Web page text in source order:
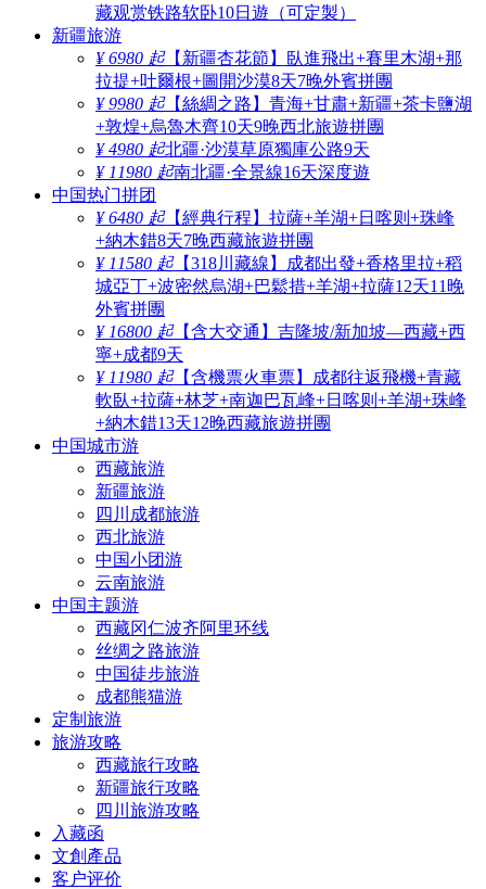
藏观赏铁路软卧10日遊（可定製）
新疆旅游
¥ 6980 起【新疆杏花節】臥進飛出+賽里木湖+那
拉提+吐爾根+圖開沙漠8天7晚外賓拼團
¥ 9980 起【絲綢之路】青海+甘肅+新疆+茶卡鹽湖
+敦煌+烏魯木齊10天9晚西北旅遊拼團
¥ 4980 起北疆·沙漠草原獨庫公路9天
¥ 11980 起南北疆·全景線16天深度遊
中国热门拼团
¥ 6480 起【經典行程】拉薩+羊湖+日喀则+珠峰
+納木錯8天7晚西藏旅遊拼團
¥ 11580 起【318川藏線】成都出發+香格里拉+稻
城亞丁+波密然烏湖+巴鬆措+羊湖+拉薩12天11晚
外賓拼團
¥ 16800 起【含大交通】吉隆坡/新加坡—西藏+西
寧+成都9天
¥ 11980 起【含機票火車票】成都往返飛機+青藏
軟臥+拉薩+林芝+南迦巴瓦峰+日喀则+羊湖+珠峰
+納木錯13天12晚西藏旅遊拼團
中国城市游
西藏旅游
新疆旅游
四川成都旅游
西北旅游
中国小团游
云南旅游
中国主题游
西藏冈仁波齐阿里环线
丝绸之路旅游
中国徒步旅游
成都熊猫游
定制旅游
旅游攻略
西藏旅行攻略
新疆旅行攻略
四川旅游攻略
入藏函
文創產品
客户评价